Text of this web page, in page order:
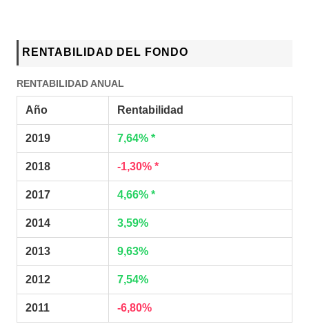
RENTABILIDAD DEL FONDO
RENTABILIDAD ANUAL
Año Rentabilidad
2019 7,64% *
2018 -1,30% *
2017 4,66% *
2014 3,59%
2013 9,63%
2012 7,54%
2011 -6,80%